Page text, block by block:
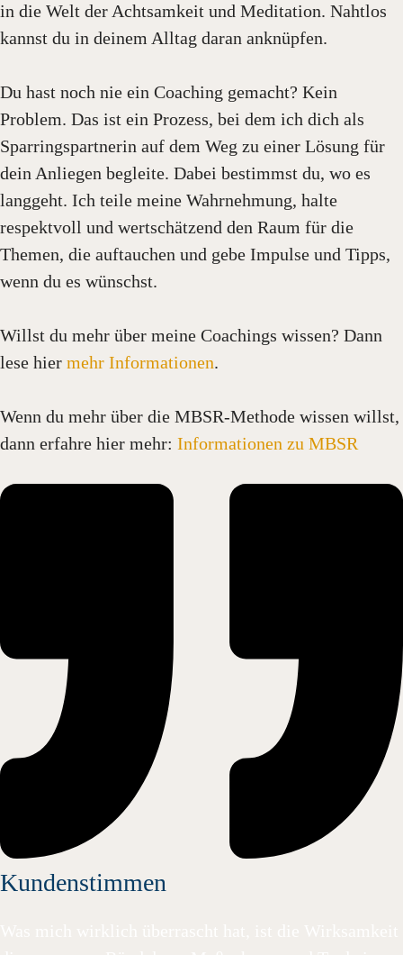
in die Welt der Achtsamkeit und Meditation. Nahtlos
kannst du in deinem Alltag daran anknüpfen.
Du hast noch nie ein Coaching gemacht? Kein
Problem. Das ist ein Prozess, bei dem ich dich als
Sparringspartnerin auf dem Weg zu einer Lösung für
dein Anliegen begleite. Dabei bestimmst du, wo es
langgeht. Ich teile meine Wahrnehmung, halte
respektvoll und wertschätzend den Raum für die
Themen, die auftauchen und gebe Impulse und Tipps,
wenn du es wünschst.
Willst du mehr über meine Coachings wissen? Dann
lese hier mehr Informationen.
Wenn du mehr über die MBSR-Methode wissen willst,
dann erfahre hier mehr: Informationen zu MBSR
Kundenstimmen